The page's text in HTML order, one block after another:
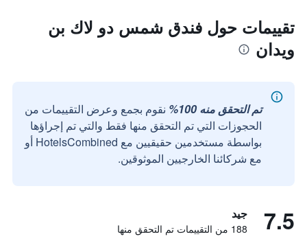
تقييمات حول فندق شمس دو لاك بن
ويدان
تم التحقق منه 100%
نقوم بجمع وعرض التقييمات من
الحجوزات التي تم التحقق منها فقط والتي تم إجراؤها
بواسطة مستخدمين حقيقيين مع HotelsCombined أو
مع شركائنا الخارجيين الموثوقين.
7.5 جيد
188 من التقييمات تم التحقق منها